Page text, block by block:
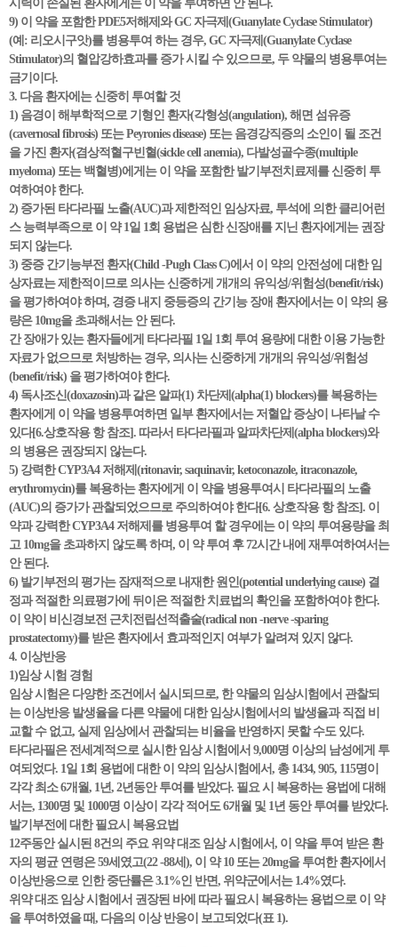
시력이 손실된 환자에게는 이 약을 투여하면 안 된다.
9) 이 약을 포함한 PDE5저해제와 GC 자극제(Guanylate Cyclase Stimulator)
(예: 리오시구앗)를 병용투여 하는 경우, GC 자극제(Guanylate Cyclase
Stimulator)의 혈압강하효과를 증가 시킬 수 있으므로, 두 약물의 병용투여는
금기이다.
3. 다음 환자에는 신중히 투여할 것
1) 음경이 해부학적으로 기형인 환자(각형성(angulation), 해면 섬유증
(cavernosal fibrosis) 또는 Peyronies disease) 또는 음경강직증의 소인이 될 조건
을 가진 환자(겸상적혈구빈혈(sickle cell anemia), 다발성골수종(multiple
myeloma) 또는 백혈병)에게는 이 약을 포함한 발기부전치료제를 신중히 투
여하여야 한다.
2) 증가된 타다라필 노출(AUC)과 제한적인 임상자료, 투석에 의한 클리어런
스 능력부족으로 이 약 1일 1회 용법은 심한 신장애를 지닌 환자에게는 권장
되지 않는다.
3) 중증 간기능부전 환자(Child -Pugh Class C)에서 이 약의 안전성에 대한 임
상자료는 제한적이므로 의사는 신중하게 개개의 유익성/위험성(benefit/risk)
을 평가하여야 하며, 경증 내지 중등증의 간기능 장애 환자에서는 이 약의 용
량은 10mg을 초과해서는 안 된다.
간 장애가 있는 환자들에게 타다라필 1일 1회 투여 용량에 대한 이용 가능한
자료가 없으므로 처방하는 경우, 의사는 신중하게 개개의 유익성/위험성
(benefit/risk) 을 평가하여야 한다.
4) 독사조신(doxazosin)과 같은 알파(1) 차단제(alpha(1) blockers)를 복용하는
환자에게 이 약을 병용투여하면 일부 환자에서는 저혈압 증상이 나타날 수
있다[6.상호작용 항 참조]. 따라서 타다라필과 알파차단제(alpha blockers)와
의 병용은 권장되지 않는다.
5) 강력한 CYP3A4 저해제(ritonavir, saquinavir, ketoconazole, itraconazole,
erythromycin)를 복용하는 환자에게 이 약을 병용투여시 타다라필의 노출
(AUC)의 증가가 관찰되었으므로 주의하여야 한다[6. 상호작용 항 참조]. 이
약과 강력한 CYP3A4 저해제를 병용투여 할 경우에는 이 약의 투여용량을 최
고 10mg을 초과하지 않도록 하며, 이 약 투여 후 72시간 내에 재투여하여서는
안 된다.
6) 발기부전의 평가는 잠재적으로 내재한 원인(potential underlying cause) 결
정과 적절한 의료평가에 뒤이은 적절한 치료법의 확인을 포함하여야 한다.
이 약이 비신경보전 근치전립선적출술(radical non -nerve -sparing
prostatectomy)를 받은 환자에서 효과적인지 여부가 알려져 있지 않다.
4. 이상반응
1)임상 시험 경험
임상 시험은 다양한 조건에서 실시되므로, 한 약물의 임상시험에서 관찰되
는 이상반응 발생율을 다른 약물에 대한 임상시험에서의 발생율과 직접 비
교할 수 없고, 실제 임상에서 관찰되는 비율을 반영하지 못할 수도 있다.
타다라필은 전세계적으로 실시한 임상 시험에서 9,000명 이상의 남성에게 투
여되었다. 1일 1회 용법에 대한 이 약의 임상시험에서, 총 1434, 905, 115명이
각각 최소 6개월, 1년, 2년동안 투여를 받았다. 필요 시 복용하는 용법에 대해
서는, 1300명 및 1000명 이상이 각각 적어도 6개월 및 1년 동안 투여를 받았다.
발기부전에 대한 필요시 복용요법
12주동안 실시된 8건의 주요 위약 대조 임상 시험에서, 이 약을 투여 받은 환
자의 평균 연령은 59세였고(22 -88세), 이 약 10 또는 20mg을 투여한 환자에서
이상반응으로 인한 중단률은 3.1%인 반면, 위약군에서는 1.4%였다.
위약 대조 임상 시험에서 권장된 바에 따라 필요시 복용하는 용법으로 이 약
을 투여하였을 때, 다음의 이상 반응이 보고되었다(표 1).